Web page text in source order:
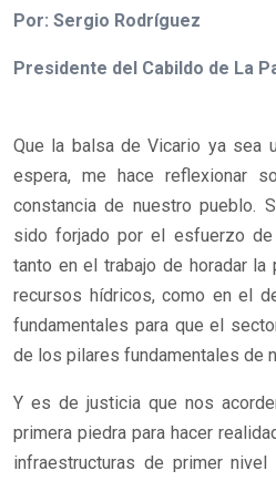
Por: Sergio Rodríguez
Presidente del Cabildo de La
Que la balsa de Vicario ya sea
espera, me hace reflexionar
constancia de nuestro pueblo.
sido forjado por el esfuerzo de
tanto en el trabajo de horadar
recursos hídricos, como en el
fundamentales para que el
de los pilares fundamentales de
Y es de justicia que nos
primera piedra para hacer
infraestructuras de primer